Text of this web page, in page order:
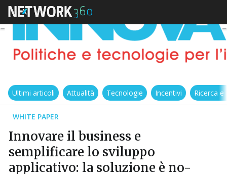
Ultimi articoli Attualità Tecnologie Incentivi Ricerca
WHITE PAPER
Innovare il business e
semplificare lo sviluppo
applicativo: la soluzione è no-